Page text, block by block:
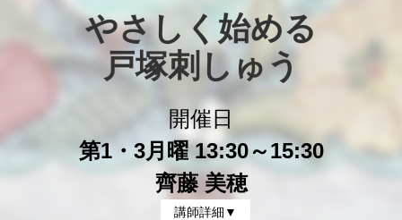
やさしく始める
戸塚刺しゅう
開催日
第1・3月曜 13:30～15:30
齊藤 美穂
講師詳細▼